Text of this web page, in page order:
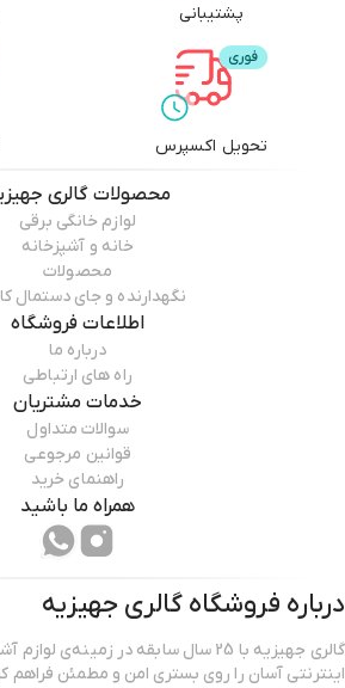
پشتیبانی
تحویل اکسپرس
محصولاتگالری
لوازم خانگی برقی
خانه و آشپزخانه
محصولات
نگهدارنده و جای دستمال
اطلاعات فروشگاه
درباره ما
راه های ارتباطی
خدمات مشتریان
سوالات متداول
قوانین مرجوعی
راهنمای خرید
همراه ما باشید
درباره فروشگاه گالری جهیزیه
گالری جهیزیه با 25 سال سابقه در
اینترنتی آسان را روی بستری امن و مطمئن فراهم